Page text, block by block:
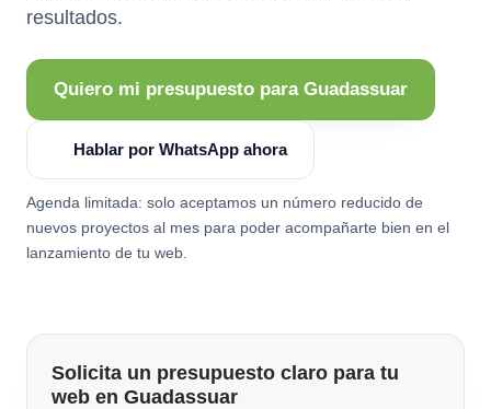
resultados.
Quiero mi presupuesto para Guadassuar
Hablar por WhatsApp ahora
Agenda limitada: solo aceptamos un número reducido de
nuevos proyectos al mes para poder acompañarte bien en el
lanzamiento de tu web.
Solicita un presupuesto claro para tu
web en Guadassuar